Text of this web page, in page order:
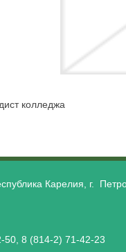
колледжа
Карелия, г.
50, 8 (814-2) 71-42-23